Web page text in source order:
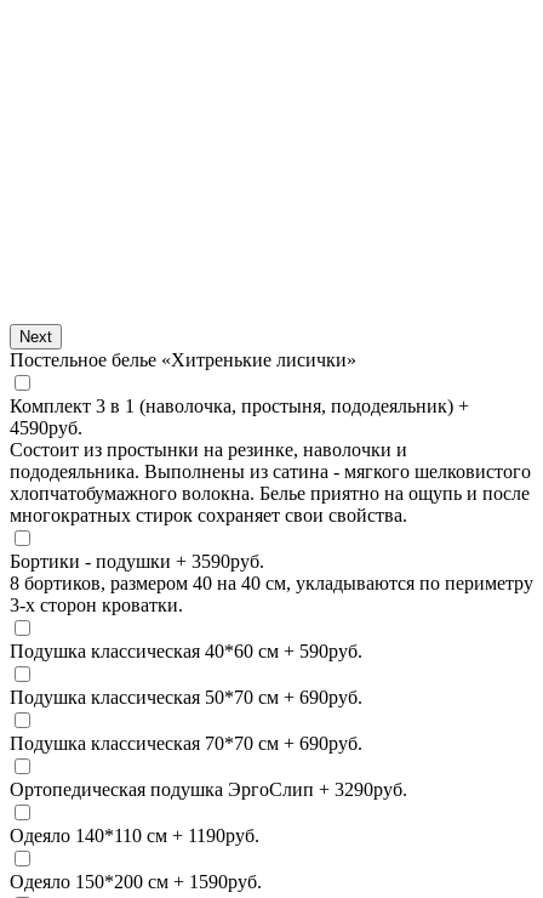
Next
Постельное белье «Хитренькие лисички»
Комплект 3 в 1 (наволочка, простыня, пододеяльник) +
4590руб.
Состоит из простынки на резинке, наволочки и
пододеяльника. Выполнены из сатина - мягкого шелковистого
хлопчатобумажного волокна. Белье приятно на ощупь и после
многократных стирок сохраняет свои свойства.
Бортики - подушки + 3590руб.
8 бортиков, размером 40 на 40 см, укладываются по периметру
3-х сторон кроватки.
Подушка классическая 40*60 см + 590руб.
Подушка классическая 50*70 см + 690руб.
Подушка классическая 70*70 см + 690руб.
Ортопедическая подушка ЭргоСлип + 3290руб.
Одеяло 140*110 см + 1190руб.
Одеяло 150*200 см + 1590руб.